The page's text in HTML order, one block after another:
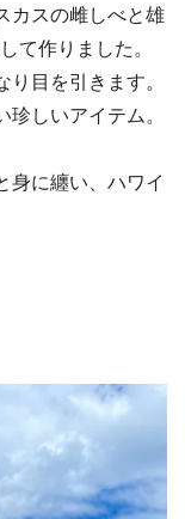
カスの雌しべと雄
て作りました。
目を引きます。
しいアイテム。
身に纏い、ハワイ